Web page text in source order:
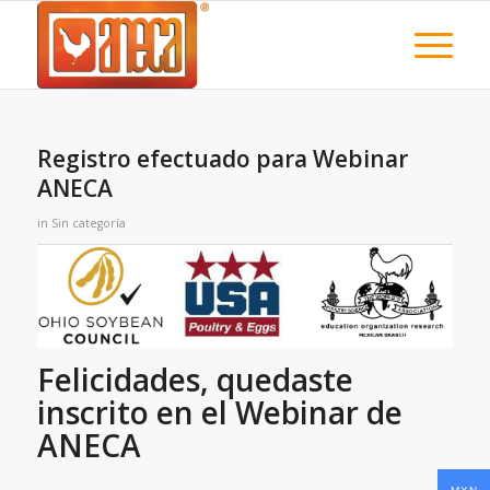
Registro efectuado para Webinar
ANECA
in Sin categoría
Felicidades, quedaste
inscrito en el Webinar de
ANECA